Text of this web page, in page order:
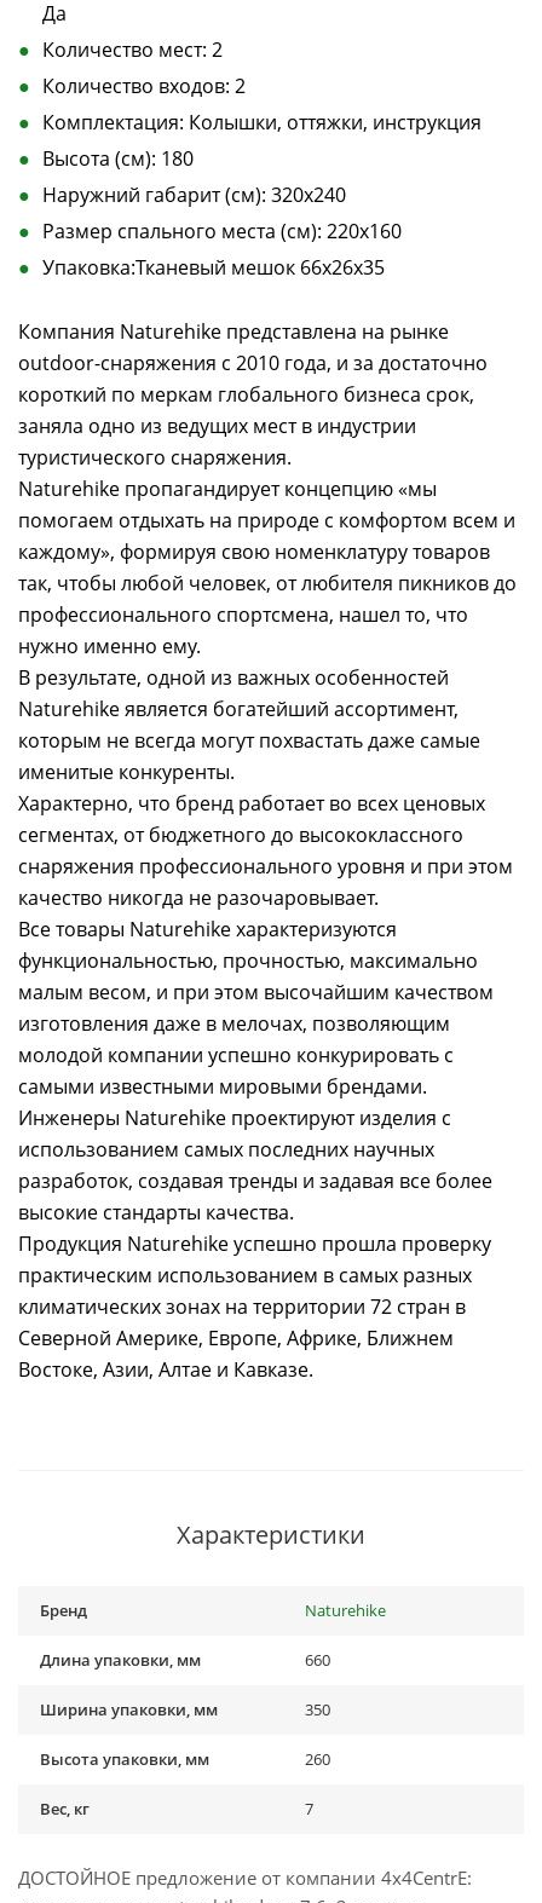
Да
Количество мест: 2
Количество входов: 2
Комплектация: Колышки, оттяжки, инструкция
Высота (см): 180
Наружний габарит (см): 320х240
Размер спального места (см): 220х160
Упаковка:Тканевый мешок 66х26х35
Компания Naturehike представлена на рынке
outdoor-снаряжения с 2010 года, и за достаточно
короткий по меркам глобального бизнеса срок,
заняла одно из ведущих мест в индустрии
туристического снаряжения.
Naturehike пропагандирует концепцию «мы
помогаем отдыхать на природе с комфортом всем и
каждому», формируя свою номенклатуру товаров
так, чтобы любой человек, от любителя пикников до
профессионального спортсмена, нашел то, что
нужно именно ему.
В результате, одной из важных особенностей
Naturehike является богатейший ассортимент,
которым не всегда могут похвастать даже самые
именитые конкуренты.
Характерно, что бренд работает во всех ценовых
сегментах, от бюджетного до высококлассного
снаряжения профессионального уровня и при этом
качество никогда не разочаровывает.
Все товары Naturehike характеризуются
функциональностью, прочностью, максимально
малым весом, и при этом высочайшим качеством
изготовления даже в мелочах, позволяющим
молодой компании успешно конкурировать с
самыми известными мировыми брендами.
Инженеры Naturehike проектируют изделия с
использованием самых последних научных
разработок, создавая тренды и задавая все более
высокие стандарты качества.
Продукция Naturehike успешно прошла проверку
практическим использованием в самых разных
климатических зонах на территории 72 стран в
Северной Америке, Европе, Африке, Ближнем
Востоке, Азии, Алтае и Кавказе.
Характеристики
Бренд Naturehike
Длина упаковки, мм 660
Ширина упаковки, мм 350
Высота упаковки, мм 260
Вес, кг 7
ДОСТОЙНОЕ предложение от компании 4x4CentrE: